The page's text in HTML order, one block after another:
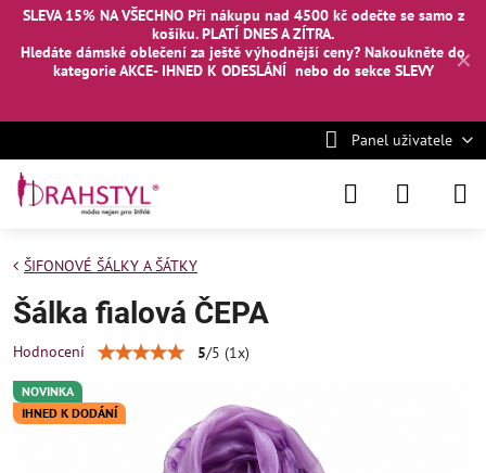
✕
SLEVA 15% NA VŠECHNO Při nákupu nad 4500 kč odečte se samo z
košíku. PLATÍ DNES A ZÍTRA.
Hledáte dámské oblečení za ještě výhodnější ceny? Nakoukněte do
kategorie AKCE- IHNED K ODESLÁNÍ nebo do sekce SLEVY
Panel uživatele
NOVINKA
IHNED K DODÁNÍ
ŠIFONOVÉ ŠÁLKY A ŠÁTKY
Šálka fialová ČEPA
Hodnocení 5/5 (1x)